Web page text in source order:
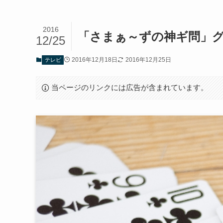
「さまぁ～ずの神ギ問」
2016
12/25
テレビ 2016年12月18日 2016年12月25日
当ページのリンクには広告が含まれています。